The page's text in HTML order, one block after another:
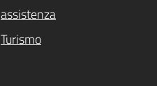
assistenza
Turismo